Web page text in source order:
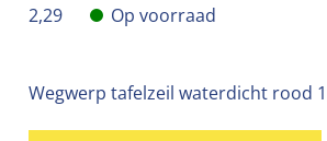
2,29 Op voorraad
Wegwerp tafelzeil waterdicht rood